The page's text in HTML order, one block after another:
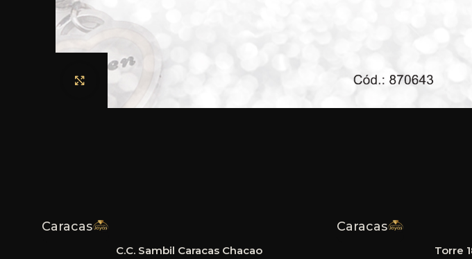
Haga clic para ampliar
Caracas
C.C. Sambil Caracas Chacao
Caracas
Torre